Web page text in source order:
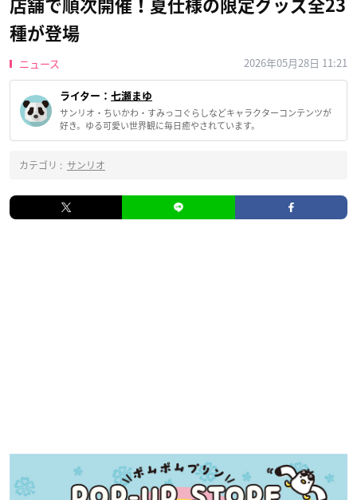
店舗で順次開催！夏仕様の限定グッズ全23
種が登場
ニュース 2026年05月28日 11:21
ライター： 七瀬まゆ
サンリオ・ちいかわ・すみっコぐらしなどキャラクターコンテンツが
好き。ゆる可愛い世界観に毎日癒やされています。
カテゴリ : サンリオ